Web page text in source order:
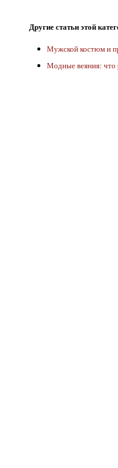
Другие статьи этой
Мужской костюм и
Модные веяния: что